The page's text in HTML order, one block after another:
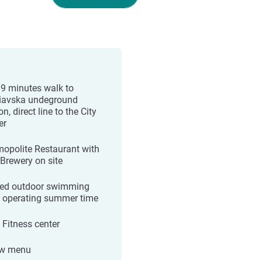
minutes walk to
undeground
direct line to the City
Restaurant with
on site
outdoor swimming
operating summer time
center
menu